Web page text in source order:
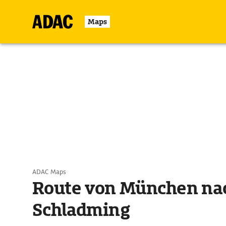
Maps
ADAC Maps
Route von München
Schladming